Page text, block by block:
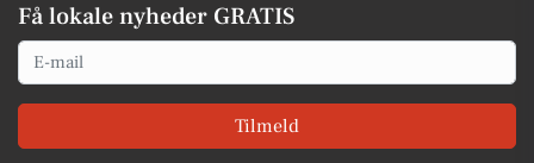
Få lokale nyheder GRATIS
Email
Tilmeld